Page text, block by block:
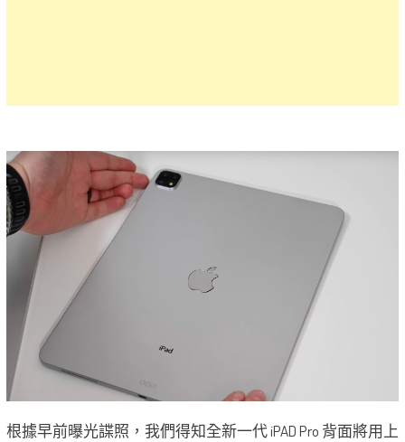
根據早前曝光諜照，我們得知全新一代 iPAD Pro 背面將用上